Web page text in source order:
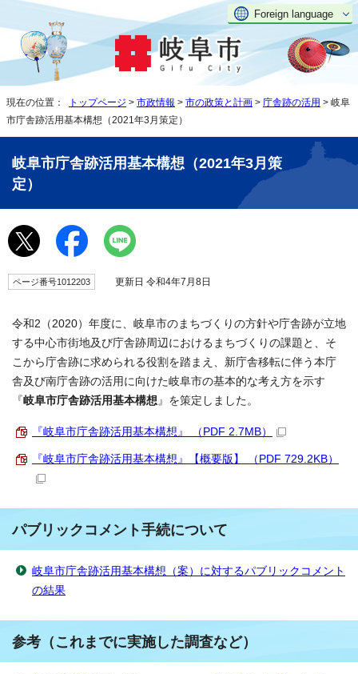
Foreign language
現在の位置： トップページ > 市政情報 > 市の政策と計画 > 庁舎跡の活用 > 岐阜
市庁舎跡活用基本構想（2021年3月策定）
岐阜市庁舎跡活用基本構想（2021年3月策
定）
ページ番号1012203 更新日 令和4年7月8日
令和2（2020）年度に、岐阜市のまちづくりの方針や庁舎跡が立地
する中心市街地及び庁舎跡周辺におけるまちづくりの課題と、そ
こから庁舎跡に求められる役割を踏まえ、新庁舎移転に伴う本庁
舎及び南庁舎跡の活用に向けた岐阜市の基本的な考え方を示す
『岐阜市庁舎跡活用基本構想 』を策定しました。
『岐阜市庁舎跡活用基本構想』 （PDF 2.7MB）
『岐阜市庁舎跡活用基本構想』【概要版】 （PDF 729.2KB）
パブリックコメント手続について
岐阜市庁舎跡活用基本構想（案）に対するパブリックコメント
の結果
参考（これまでに実施した調査など）